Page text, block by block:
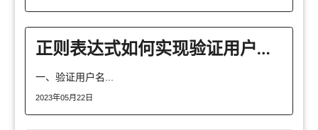
正则表达式如何实现验证用户名、密码、手机号码、身份证功能
一、验证用户名...
2023年05月22日